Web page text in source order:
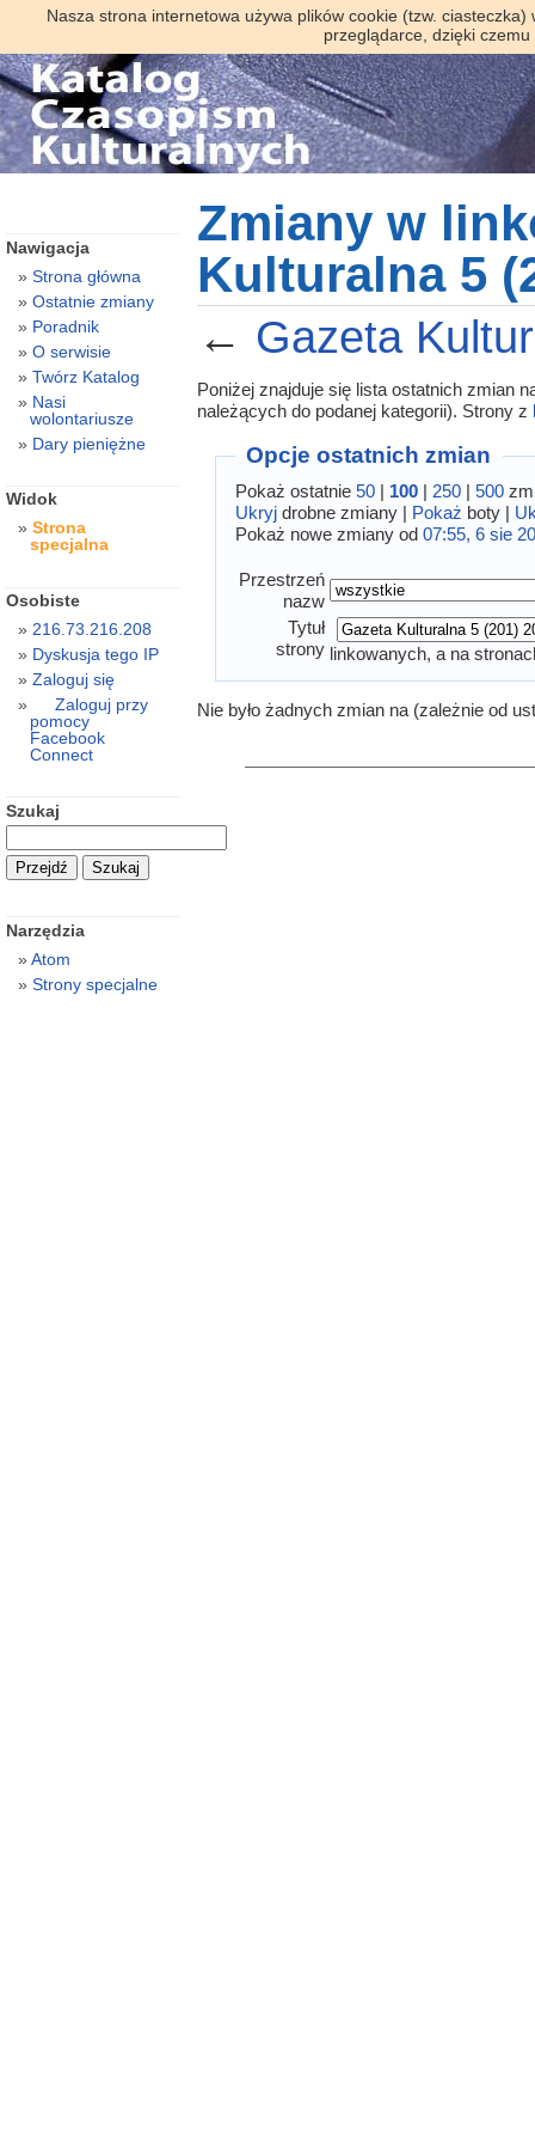
Nasza strona internetowa używa plików cookie (tzw.
przeglądarce, dzięki
Zmiany w
Kulturalna 5
← Gazeta
Poniżej znajduje się lista ostatnich zmian
należących do podanej kategorii). Strony z
Opcje ostatnich zmian
Pokaż ostatnie 50| 100| 250| 500
Ukryjdrobne zmiany | Pokaż boty |
Pokaż nowe zmiany od 07:55, 6 sie
Przestrzeń
nazw
Tytuł
strony linkowanych, a na
Nie było żadnych zmian na (zależnie od
Nawigacja
Strona główna
Ostatnie zmiany
Poradnik
O serwisie
Twórz Katalog
Nasi
wolontariusze
Dary pieniężne
Widok
Strona
specjalna
Osobiste
216.73.216.208
Dyskusja tego IP
Zaloguj się
Zaloguj przy
pomocy
Facebook
Connect
Szukaj
Narzędzia
Atom
Strony specjalne